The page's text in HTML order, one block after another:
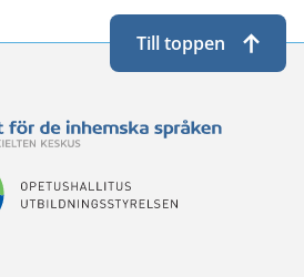
Till toppen